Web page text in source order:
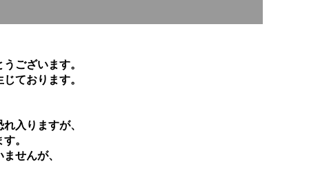
ございます。
ております。
入りますが、
。
せんが、